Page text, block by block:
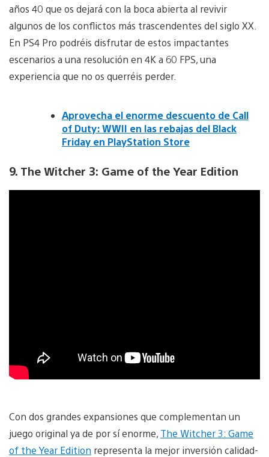
años 40 que os dejará con la boca abierta al revivir
algunos de los conflictos más trascendentes del siglo XX.
En PS4 Pro podréis disfrutar de estos impactantes
escenarios a una resolución en 4K a 60 FPS, una
experiencia que no os querréis perder.
Aprovecha el enorme descuento de Call
of Duty: WWII en las rebajas del Black
Friday en PlayStation Store
9. The Witcher 3: Game of the Year Edition
Con dos grandes expansiones que complementan un
juego original ya de por sí enorme, The Witcher 3: Game
of the Year Edition representa la mejor inversión calidad-